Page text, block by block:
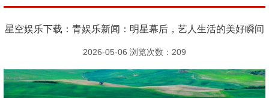
星空娱乐下载：青娱乐新闻：明星幕后，艺人生活的美好瞬间
2026-05-06 浏览次数： 209